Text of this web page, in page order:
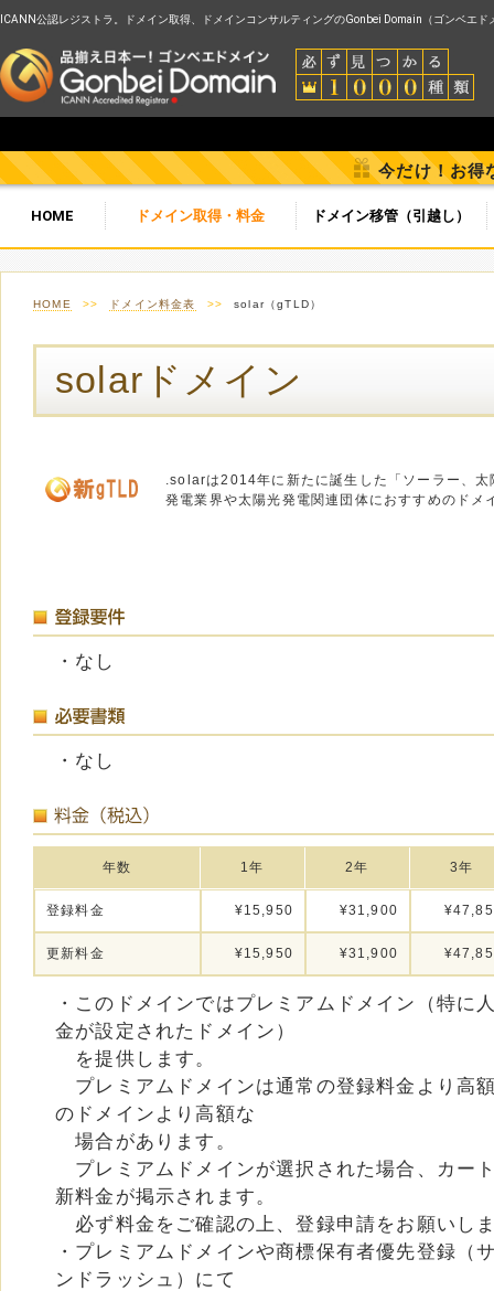
ICANN公認レジストラ。ドメイン取得、ドメインコンサルティングのGonbei Domain（ゴンベエド
今だけ！お得
HOME ドメイン取得・料金 ドメイン移管（引越し）
HOME >> ドメイン料金表 >> solar（gTLD）
solarドメイン
.solarは2014年に新たに誕生した「ソーラー、
発電業界や太陽光発電関連団体におすすめのドメ
・なし
・なし
年数 1年 2年 3年
登録料金 ¥15,950 ¥31,900
更新料金 ¥15,950 ¥31,900
・このドメインではプレミアムドメイン（特に
金が設定されたドメイン）
を提供します。
プレミアムドメインは通常の登録料金より高
のドメインより高額な
場合があります。
プレミアムドメインが選択された場合、カー
新料金が掲示されます。
必ず料金をご確認の上、登録申請をお願いし
・プレミアムドメインや商標保有者優先登録（
ンドラッシュ）にて